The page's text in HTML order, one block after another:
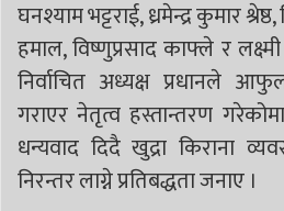
घनश्याम भट्टराई, ध्रमेन्द्र कुमार
हमाल, विष्णुप्रसाद काफ्ले र
निर्वाचित अध्यक्ष प्रधानले
गराएर नेतृत्व हस्तान्तरण
धन्यवाद दिदै खुद्रा किराना
निरन्तर लाग्ने प्रतिबद्धता जनाए ।